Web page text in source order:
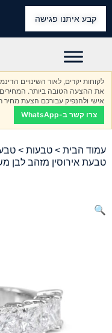
קבע איתנו פגישה
לקוחות יקרים, לאור השינויים
את ההצעה הטובה ביותר.
אישי ולהנפיק עבורכם הצעת מחיר
צרו קשר ב-WhatsApp
עמוד הבית > טבעות >
טבעת אירוסין מזהב לבן
🔍